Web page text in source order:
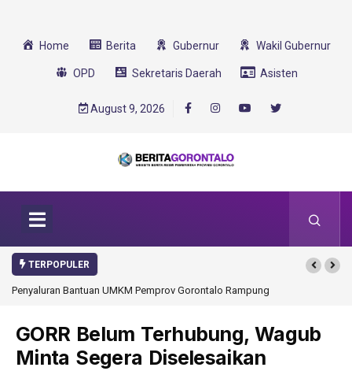
Home Berita Gubernur Wakil Gubernur
OPD Sekretaris Daerah Asisten
August 9, 2026
TERPOPULER
Gorontalo Rampung Gorontalo Ikut Dukung Program SMA Unggul
GORR Belum Terhubung, Wagub
Minta Segera Diselesaikan